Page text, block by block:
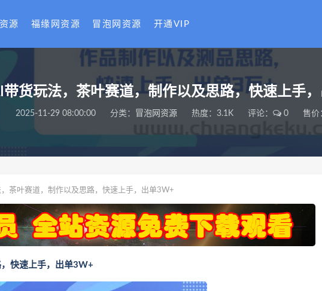
源 福缘网资源 冒泡网资源 开通VIP
带货玩法，茶叶赛道，制作以及思路，快速上手
2025-11-29 08:00:00 分类： 冒泡网资源 热度：3.1K 评论： 0 售价
茶叶赛道，制作以及思路，快速上手，出单3W+
快速上手，出单3W+